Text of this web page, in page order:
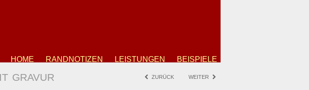
HOME RANDNOTIZEN LEISTUNGEN BEISPIELE
GRAVUR ZURÜCK WEITER